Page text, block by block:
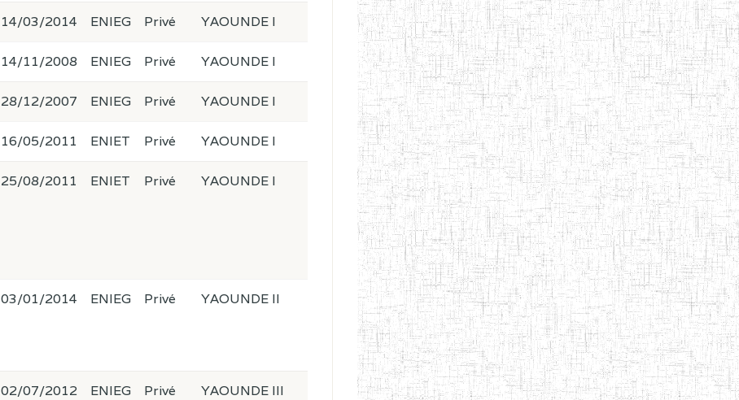
14/03/2014 ENIEG Privé YAOUNDE I
14/11/2008 ENIEG Privé YAOUNDE I
28/12/2007 ENIEG Privé YAOUNDE I
16/05/2011 ENIET Privé YAOUNDE I
25/08/2011 ENIET Privé YAOUNDE I
03/01/2014 ENIEG Privé YAOUNDE II
02/07/2012 ENIEG Privé YAOUNDE III